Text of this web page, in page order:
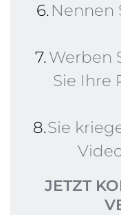
Nennen
Werben
Sie Ihre
Sie
JETZT